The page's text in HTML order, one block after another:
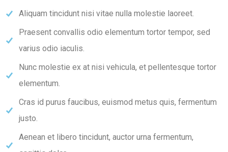
Aliquam tincidunt nisi vitae nulla molestie laoreet.
Praesent convallis odio elementum tortor tempor, sed
varius odio iaculis.
Nunc molestie ex at nisi vehicula, et pellentesque tortor
elementum.
Cras id purus faucibus, euismod metus quis, fermentum
justo.
Aenean et libero tincidunt, auctor urna fermentum,